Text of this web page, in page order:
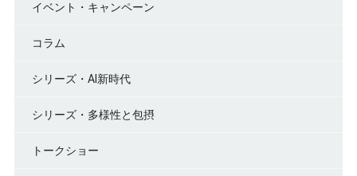
イベント・キャンペーン
コラム
シリーズ・AI新時代
シリーズ・多様性と包摂
トークショー